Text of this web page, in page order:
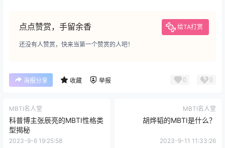
点点赞赏，手留余香 给TA打赏
还没有人赞赏，快来当第一个赞赏的人吧！
海报分享 收藏 举报 0 0
MBTI名人堂
科普博主张辰亮的MBTI性格类
型揭秘
2023-9-6 19:25:58
MBTI名人堂
胡烨韬的MBTI是什么？
2023-9-11 11:33:26